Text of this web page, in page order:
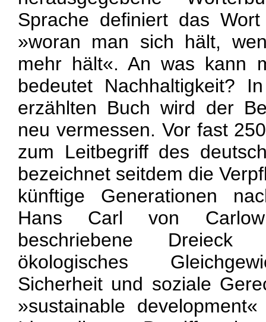
Sprache definiert das
»woran man sich hält,
mehr hält«. An was kann
bedeutet Nachhaltigkeit?
erzählten Buch wird der
neu vermessen. Vor fast
zum Leitbegriff des
bezeichnet seitdem die
künftige Generationen
Hans Carl von
beschriebene Dreieck
ökologisches
Sicherheit und soziale
»sustainable